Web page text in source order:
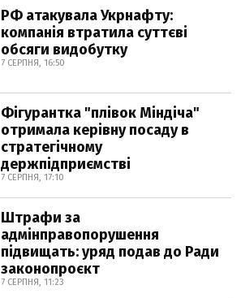
РФ атакувала Укрнафту:
компанія втратила суттєві
обсяги видобутку
7 СЕРПНЯ, 16:50
Фігурантка "плівок Міндіча"
отримала керівну посаду в
стратегічному
держпідприємстві
7 СЕРПНЯ, 17:10
Штрафи за
адмінправопорушення
підвищать: уряд подав до Ради
законопроєкт
7 СЕРПНЯ, 11:23